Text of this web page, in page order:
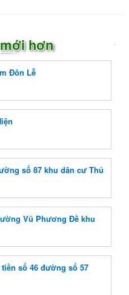
hơn
Đôn Lễ
số 87 khu dân cư Thủ
Vũ Phương Đề khu
số 46 đường số 57